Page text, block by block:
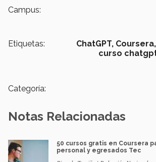
Campus:
Etiquetas: ChatGPT, Coursera,
curso
Categoría:
Notas Relacionadas
50 cursos gratis en Coursera
personal y egresados Tec